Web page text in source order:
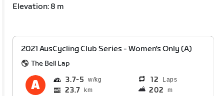
Elevation: 8 m
2021 AusCycling Club Series - Women's Only (A)
The Bell Lap
3.7 5 12 Laps
23.7 km 202 m